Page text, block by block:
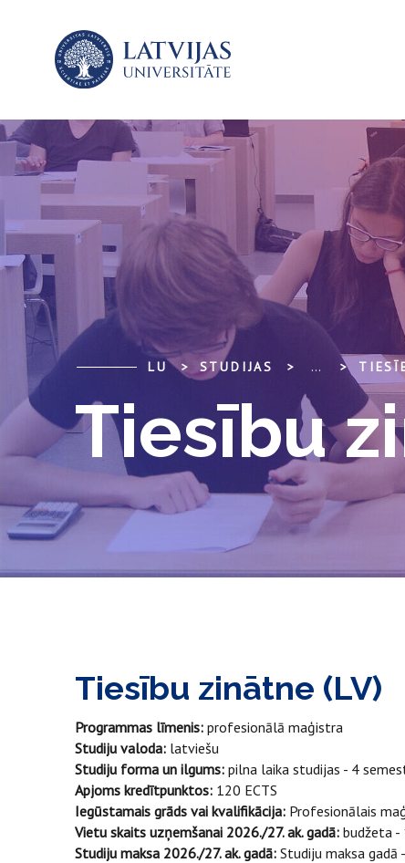
LU STUDIJAS ...
Tiesību
Tiesību zinātne (LV)
Programmas līmenis: profesionālā maģistra
Studiju valoda: latviešu
Studiju forma un ilgums: pilna laika studijas - 4
Apjoms kredītpunktos: 120 ECTS
Iegūstamais grāds vai kvalifikācija: Profesionālais
Vietu skaits uzņemšanai 2026./27. ak. gadā: budžeta -
Studiju maksa 2026./27. ak. gadā: Studiju maksa gadā